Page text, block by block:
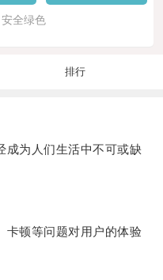
全绿色
排行
为人们生活中不可或缺
顿等问题对用户的体验